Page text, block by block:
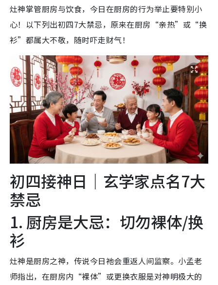
灶神掌管厨房与饮食，今日在厨房的行为举止要特别小
心！以下列出初四7大禁忌，原来在厨房“亲热”或“换
衫”都属大不敬，随时吓走财气！
初四接神日｜玄学家点名7大
禁忌
1. 厨房是大忌：切勿裸体/换
衫
灶神是厨房之神，传说今日祂会重返人间监察。小孟老
师指出，在厨房内“裸体”或更换衣服是对神明极大的